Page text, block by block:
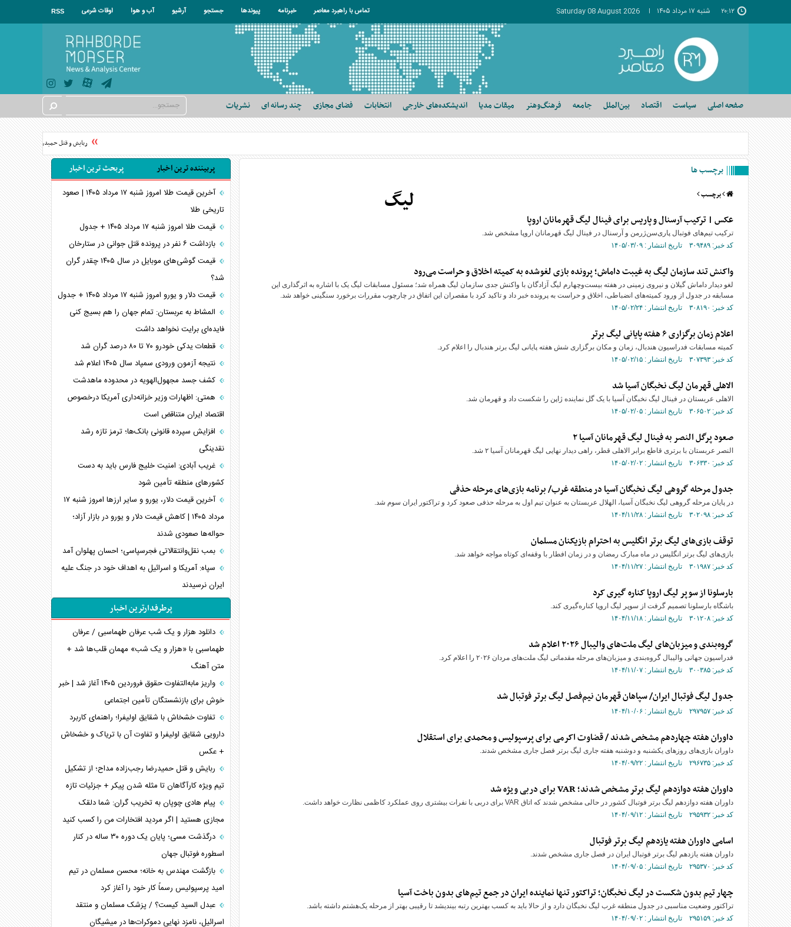
۲۰:۱۲ شنبه ۱۷ مرداد ۱۴۰۵ Saturday 08 August 2026 تماس با راهبرد معاصر خبرنامه پیوندها جستجو آرشیو آب و هوا اوقات شرعی RSS
صفحه اصلی سیاست اقتصاد بین‌الملل جامعه فرهنگ‌وهنر میقات مدیا اندیشکده‌های خارجی انتخابات فضای مجازی چند رسانه ای نشریات
ربایش و قتل حمیدرضا رجب‌زاده مداح؛
برچسب ها
برچسب لیگ
عکس | ترکیب آرسنال و پاریس برای فینال لیگ قهرمانان اروپا
ترکیب تیم‌های فوتبال پاری‌سن‌ژرمن و آرسنال در فینال لیگ قهرمانان اروپا مشخص شد.
کد خبر: ۳۰۹۴۸۹ تاریخ انتشار : ۱۴۰۵/۰۳/۰۹
واکنش تند سازمان لیگ به غیبت داماش؛ پرونده بازی لغوشده به کمیته اخلاق و حراست می‌رود
لغو دیدار داماش گیلان و نیروی زمینی در هفته بیست‌وچهارم لیگ آزادگان با واکنش جدی سازمان لیگ همراه شد؛ مسئول مسابقات لیگ یک با اشاره به اثرگذاری این
مسابقه در جدول از ورود کمیته‌های انضباطی، اخلاق و حراست به پرونده خبر داد و تاکید کرد با مقصران این اتفاق در چارچوب مقررات برخورد سنگینی خواهد شد.
کد خبر: ۳۰۸۱۹۰ تاریخ انتشار : ۱۴۰۵/۰۲/۲۴
اعلام زمان برگزاری ۶ هفته پایانی لیگ برتر
کمیته مسابقات فدراسیون هندبال، زمان و مکان برگزاری شش هفته پایانی لیگ برتر هندبال را اعلام کرد.
کد خبر: ۳۰۷۳۹۳ تاریخ انتشار : ۱۴۰۵/۰۲/۱۵
الاهلی قهرمان لیگ نخبگان آسیا شد
الاهلی عربستان در فینال لیگ نخبگان آسیا با یک گل نماینده ژاپن را شکست داد و قهرمان شد.
کد خبر: ۳۰۶۵۰۲ تاریخ انتشار : ۱۴۰۵/۰۲/۰۵
صعود پرگل النصر به فینال لیگ قهرمانان آسیا ۲
النصر عربستان با برتری قاطع برابر الاهلی قطر، راهی دیدار نهایی لیگ قهرمانان آسیا ۲ شد.
کد خبر: ۳۰۶۳۳۰ تاریخ انتشار : ۱۴۰۵/۰۲/۰۲
جدول مرحله گروهی لیگ نخبگان آسیا در منطقه غرب/ برنامه بازی‌های مرحله حذفی
در پایان مرحله گروهی لیگ نخبگان آسیا، الهلال عربستان به عنوان تیم اول به مرحله حذفی صعود کرد و تراکتور ایران سوم شد.
کد خبر: ۳۰۲۰۹۸ تاریخ انتشار : ۱۴۰۴/۱۱/۲۸
توقف بازی‌های لیگ برتر انگلیس به احترام بازیکنان مسلمان
بازی‌های لیگ برتر انگلیس در ماه مبارک رمضان و در زمان افطار با وقفه‌ای کوتاه مواجه خواهد شد.
کد خبر: ۳۰۱۹۸۷ تاریخ انتشار : ۱۴۰۴/۱۱/۲۷
بارسلونا از سوپر لیگ اروپا کناره گیری کرد
باشگاه بارسلونا تصمیم گرفت از سوپر لیگ اروپا کناره‌گیری کند.
کد خبر: ۳۰۱۲۰۸ تاریخ انتشار : ۱۴۰۴/۱۱/۱۸
گروه‌بندی و میزبان‌های لیگ ملت‌های والیبال ۲۰۲۶ اعلام شد
فدراسیون جهانی والیبال گروه‌بندی و میزبان‌های مرحله مقدماتی لیگ ملت‌های مردان ۲۰۲۶ را اعلام کرد.
کد خبر: ۳۰۰۳۸۵ تاریخ انتشار : ۱۴۰۴/۱۱/۰۷
جدول لیگ فوتبال ایران/ سپاهان قهرمان نیم‌فصل لیگ برتر فوتبال شد
کد خبر: ۲۹۷۹۵۷ تاریخ انتشار : ۱۴۰۴/۱۰/۰۶
داوران هفته چهاردهم مشخص شدند / قضاوت اکرمی برای پرسپولیس و محمدی برای استقلال
داوران بازی‌های روز‌های یکشنبه و دوشنبه هفته جاری لیگ برتر فصل جاری مشخص شدند.
کد خبر: ۲۹۶۷۳۵ تاریخ انتشار : ۱۴۰۴/۰۹/۲۲
داوران هفته دوازدهم لیگ برتر مشخص شدند؛ VAR برای دربی ویژه شد
داوران هفته دوازدهم لیگ برتر فوتبال کشور در حالی مشخص شدند که اتاق VAR برای دربی با نفرات بیشتری روی عملکرد کاظمی نظارت خواهد داشت.
کد خبر: ۲۹۵۹۳۲ تاریخ انتشار : ۱۴۰۴/۰۹/۱۲
اسامی داوران هفته یازدهم لیگ برتر فوتبال
داوران هفته یازدهم لیگ برتر فوتبال ایران در فصل جاری مشخص شدند.
کد خبر: ۲۹۵۳۷۰ تاریخ انتشار : ۱۴۰۴/۰۹/۰۵
چهار تیم بدون شکست در لیگ نخبگان؛ تراکتور تنها نماینده ایران در جمع تیم‌های بدون باخت آسیا
تراکتور وضعیت مناسبی در جدول منطقه غرب لیگ نخبگان دارد و از حالا باید به کسب بهترین رتبه بیندیشد تا رقیبی بهتر از مرحله یک‌هشتم داشته باشد.
کد خبر: ۲۹۵۱۵۹ تاریخ انتشار : ۱۴۰۴/۰۹/۰۲
پربیننده ترین اخبار پربحث ترین اخبار
آخرین قیمت طلا امروز شنبه ۱۷ مرداد ۱۴۰۵ | صعود
تاریخی طلا
قیمت طلا امروز شنبه ۱۷ مرداد ۱۴۰۵ + جدول
بازداشت ۶ نفر در پرونده قتل جوانی در ستارخان
قیمت گوشی‌های موبایل در سال ۱۴۰۵ چقدر گران
شد؟
قیمت دلار و یورو امروز شنبه ۱۷ مرداد ۱۴۰۵ + جدول
المشاط به عربستان: تمام جهان را هم بسیج کنی
فایده‌ای برایت نخواهد داشت
قطعات یدکی خودرو ۷۰ تا ۸۰ درصد گران شد
نتیجه آزمون ورودی سمپاد سال ۱۴۰۵ اعلام شد
کشف جسد مجهول‌الهویه در محدوده ماهدشت
همتی: اظهارات وزیر خزانه‌داری آمریکا درخصوص
اقتصاد ایران متناقض است
افزایش سپرده قانونی بانک‌ها؛ ترمز تازه رشد
نقدینگی
غریب آبادی: امنیت خلیج فارس باید به دست
کشورهای منطقه تأمین شود
آخرین قیمت دلار، یورو و سایر ارز‌ها امروز شنبه ۱۷
مرداد ۱۴۰۵ | کاهش قیمت دلار و یورو در بازار آزاد؛
حواله‌ها صعودی شدند
بمب نقل‌وانتقالاتی فجرسپاسی؛ احسان پهلوان آمد
سپاه: آمریکا و اسرائیل به اهداف خود در جنگ علیه
ایران نرسیدند
پرطرفدارترین اخبار
دانلود هزار و یک شب عرفان طهماسبی / عرفان
طهماسبی با «هزار و یک شب» مهمان قلب‌ها شد +
متن آهنگ
واریز مابه‌التفاوت حقوق فروردین ۱۴۰۵ آغاز شد | خبر
خوش برای بازنشستگان تأمین اجتماعی
تفاوت خشخاش با شقایق اولیفرا؛ راهنمای کاربرد
دارویی شقایق اولیفرا و تفاوت آن با تریاک و خشخاش
+ عکس
ربایش و قتل حمیدرضا رجب‌زاده مداح؛ از تشکیل
تیم ویژه کارآگاهان تا مثله شدن پیکر + جزئیات تازه
پیام هادی چوپان به تخریب گران: شما دلقک
مجازی هستید | اگر مردید افتخارات من را کسب کنید
درگذشت مسی؛ پایان یک دوره ۳۰ ساله در کنار
اسطوره فوتبال جهان
بازگشت مهندس به خانه؛ محسن مسلمان در تیم
امید پرسپولیس رسماً کار خود را آغاز کرد
عبدل السید کیست؟ / پزشک مسلمان و منتقد
اسرائیل، نامزد نهایی دموکرات‌ها در میشیگان